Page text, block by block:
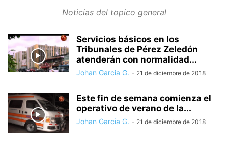
ENTRETENIMIENTO GENERAL MEDIO AMBIENTE
SUCESOS TECNOLOGÍA
Noticias del topico general
Servicios básicos en los
Tribunales de Pérez Zeledón
atenderán con normalidad...
Johan Garcia G. - 21 de diciembre de 2018
Este fin de semana comienza el
operativo de verano de la...
Johan Garcia G. - 21 de diciembre de 2018